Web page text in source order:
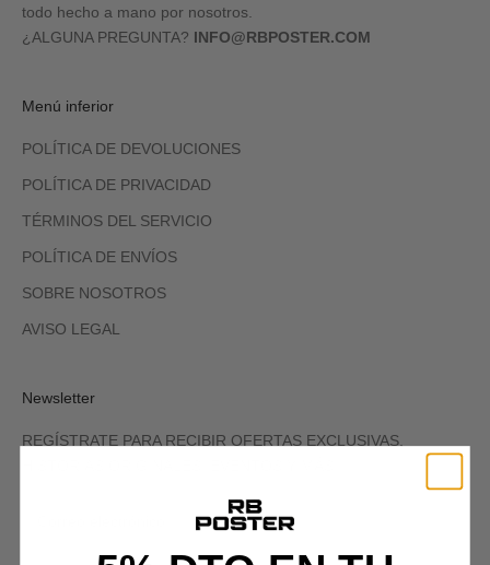
todo hecho a mano por nosotros.
¿ALGUNA PREGUNTA? INFO@RBPOSTER.COM
Menú inferior
POLÍTICA DE DEVOLUCIONES
POLÍTICA DE PRIVACIDAD
TÉRMINOS DEL SERVICIO
POLÍTICA DE ENVÍOS
SOBRE NOSOTROS
AVISO LEGAL
Newsletter
REGÍSTRATE PARA RECIBIR OFERTAS EXCLUSIVAS,